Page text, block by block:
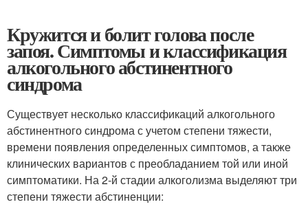
Кружится и болит голова после
запоя. Симптомы и классификация
алкогольного абстинентного
синдрома
Существует несколько классификаций алкогольного
абстинентного синдрома с учетом степени тяжести,
времени появления определенных симптомов, а также
клинических вариантов с преобладанием той или иной
симптоматики. На 2-й стадии алкоголизма выделяют три
степени тяжести абстиненции: